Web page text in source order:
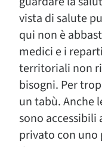
vista di salute
qui non è
medici e i
territoriali non
bisogni. Per
un tabù. Anche
sono accessibili
privato con